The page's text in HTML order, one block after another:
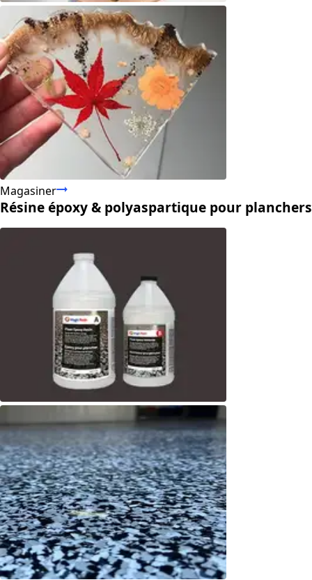
Magasiner
Résine époxy & polyaspartique pour planchers